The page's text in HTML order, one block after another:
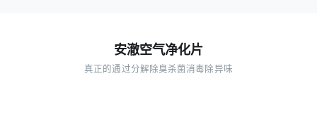
安澈空气净化片
真正的通过分解除臭杀菌消毒除异味